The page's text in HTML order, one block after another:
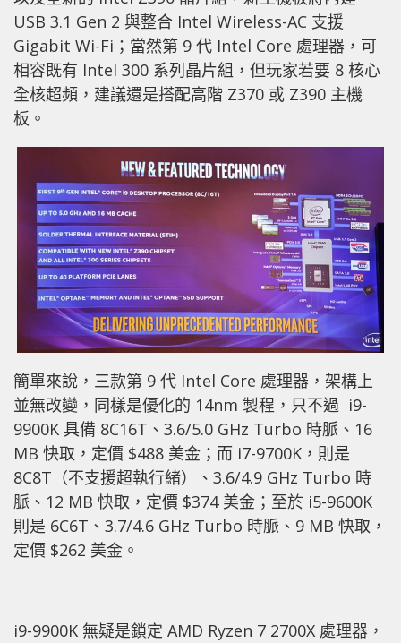
USB 3.1 Gen 2 與整合 Intel Wireless-AC 支援
Gigabit Wi-Fi；當然第 9 代 Intel Core 處理器，可
相容既有 Intel 300 系列晶片組，但玩家若要 8 核心
全核超頻，建議還是搭配高階 Z370 或 Z390 主機
板。
簡單來說，三款第 9 代 Intel Core 處理器，架構上
並無改變，同樣是優化的 14nm 製程，只不過 i9-
9900K 具備 8C16T、3.6/5.0 GHz Turbo 時脈、16
MB 快取，定價 $488 美金；而 i7-9700K，則是
8C8T（不支援超執行緒）、3.6/4.9 GHz Turbo 時
脈、12 MB 快取，定價 $374 美金；至於 i5-9600K
則是 6C6T、3.7/4.6 GHz Turbo 時脈、9 MB 快取，
定價 $262 美金。
i9-9900K 無疑是鎖定 AMD Ryzen 7 2700X 處理器，